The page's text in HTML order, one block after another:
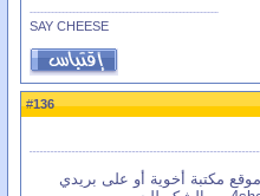
SAY CHEESE
#
136
مكتبة أخوية أو على بريدي